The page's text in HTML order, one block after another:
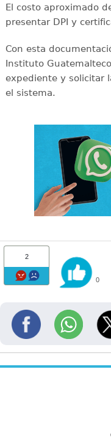
El costo aproximado
presentar DPI y
Con esta
Instituto
expediente y solicitar
el sistema.
2
0